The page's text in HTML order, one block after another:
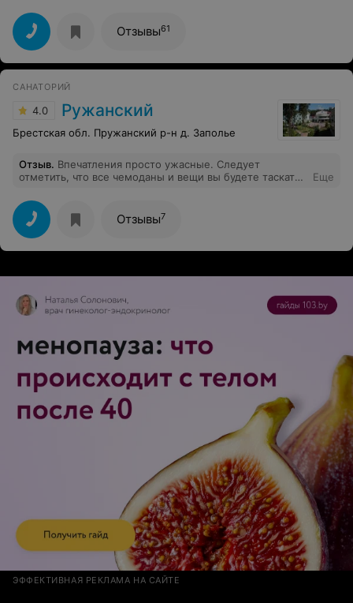
клиентов.
Отзывы61
САНАТОРИЙ
4.0 Ружанский
Брестская обл. Пружанский р-н д. Заполье
Отзыв. Впечатления просто ужасные. Следует
отметить, что все чемоданы и вещи вы будете таскать
бесконечных лабиринтах вы его не найдете. Все
корпуса соединены переходам абсолютно бестолковая
система, ну за 1-2 дня выучите. И бесконечные
ступеньки, по которым вы будете тащить свои вещи.
Родителям маленьких детей, с коляской здесь никак,
ребенка на руках, ничего не предусмотрено. Номер,
мал и тесен. Но, комната спальни...... в ней просто
отстают обои! Все грязно, мрачно, прокурено и уныло.
снимать обувь и раскладывать вещи. Номер 202 если
что. Питание заслуживает отдельного внимания. В
не вкусно! Мы были голодные. Кормят вареной рыбой
и котлетами с начинкой из лука и яйца. Позор, просто
кошмар. а еще все это холодное. Посуда не убирается.
Отдых в 2021г.
Еще
Отзывы7
ЭФФЕКТИВНАЯ РЕКЛАМА НА САЙТЕ